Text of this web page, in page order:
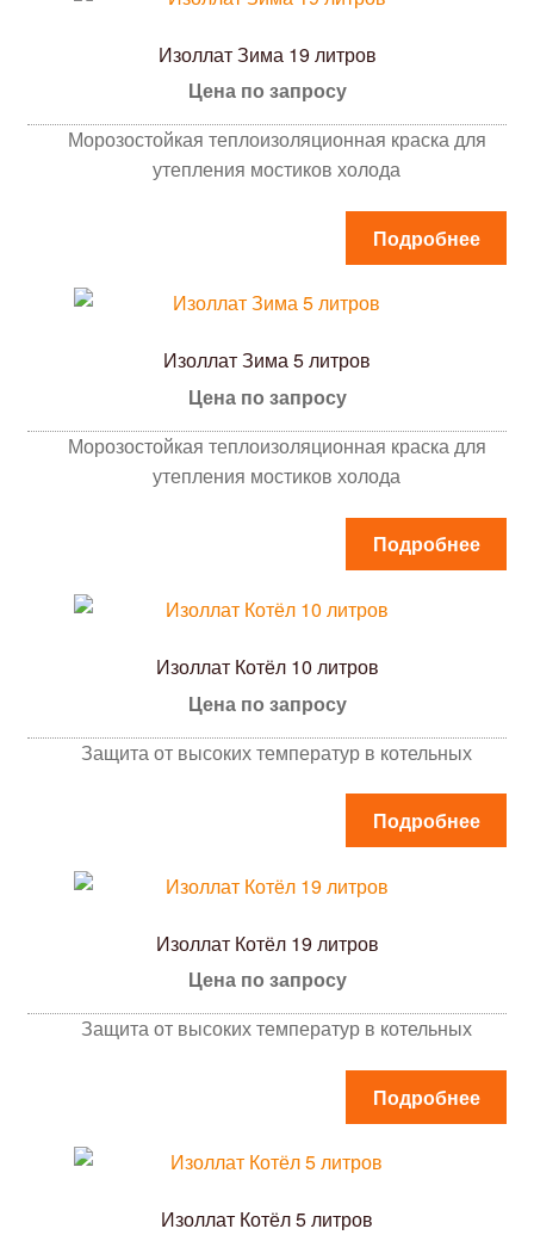
Изоллат Зима 19 литров
Цена по запросу
Морозостойкая теплоизоляционная краска для
утепления мостиков холода
Подробнее
Изоллат Зима 5 литров
Цена по запросу
Морозостойкая теплоизоляционная краска для
утепления мостиков холода
Подробнее
Изоллат Котёл 10 литров
Цена по запросу
Защита от высоких температур в котельных
Подробнее
Изоллат Котёл 19 литров
Цена по запросу
Защита от высоких температур в котельных
Подробнее
Изоллат Котёл 5 литров